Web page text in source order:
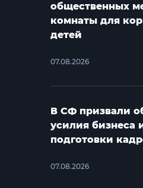
общественных
комнаты для
детей
07.08.2026
В СФ призвали
усилия бизнеса
подготовки
07.08.2026